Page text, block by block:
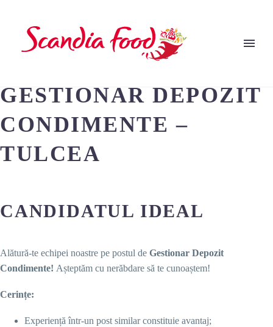
GESTIONAR DEPOZIT
CONDIMENTE –
TULCEA
CANDIDATUL IDEAL
Alătură-te echipei noastre pe postul de Gestionar Depozit
Condimente! Așteptăm cu nerăbdare să te cunoaștem!
Cerințe:
Experiență într-un post similar constituie avantaj;